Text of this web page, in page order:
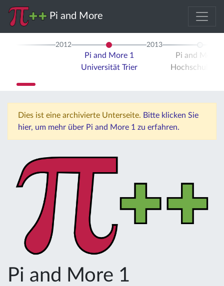
Pi and More
2012
Pi and More 1
Universität Trier
2013
Pi and More
Hochschule
Dies ist eine archivierte Unterseite. Bitte klicken Sie
hier, um mehr über Pi and More 1 zu erfahren.
Pi and More 1